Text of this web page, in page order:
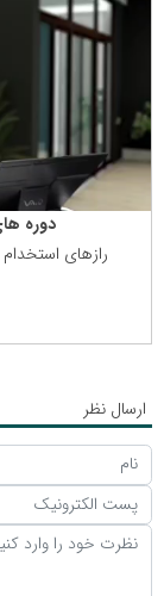
دوره
رازهای
ارسال نظر